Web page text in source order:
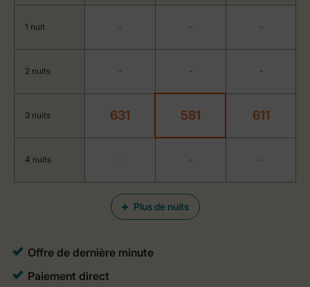
Plus de nuits
1 nuit - - -
2 nuits - - -
3 nuits 631 581 611
4 nuits - - -